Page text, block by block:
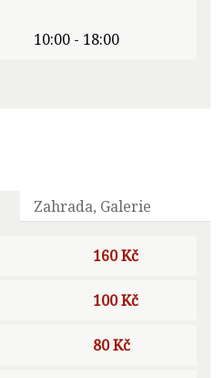
10:00 - 18:00
Zahrada, Galerie
160 Kč
100 Kč
80 Kč